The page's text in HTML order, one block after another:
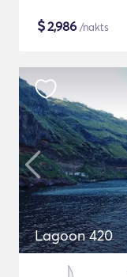
$2,986 /nakts
Lagoon 420